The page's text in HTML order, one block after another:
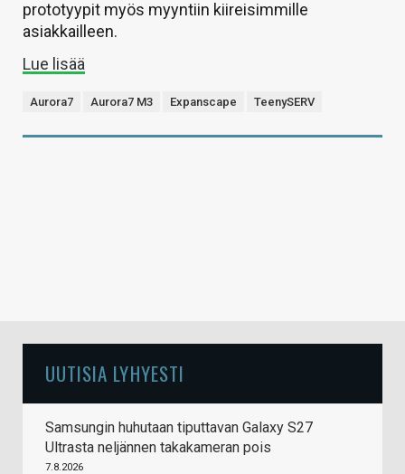
prototyypit myös myyntiin kiireisimmille
asiakkailleen.
Lue lisää
Aurora7 Aurora7 M3 Expanscape TeenySERV
UUTISIA LYHYESTI
Samsungin huhutaan tiputtavan Galaxy S27
Ultrasta neljännen takakameran pois
7.8.2026